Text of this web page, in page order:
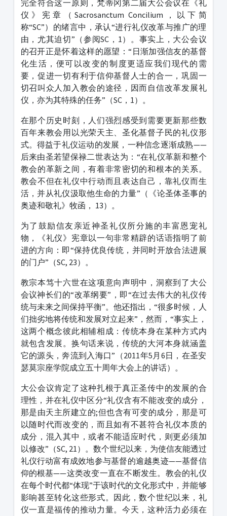
完全符合这一原则，梵蒂冈第二届大公会议在《礼
仪》宪章（Sacrosanctum Concilium，以下简
称“SC”）的绪言中，承认“进行礼仪改革与推广的理
由，尤其迫切”（参阅SC，1）。事实上，大公会议
的召开正是怀着这样的愿望：“日渐加强信友的基督
化生活，便可以改变的制度更适应我们现代的需
要，促进一切有利于信仰基督人士的合一，巩固一
切召叫众人加入教会的途径，因而自信改革发展礼
仪，亦为其特殊的任务”（SC，1）。
在那个历史时刻，人们强烈感受到需要更新那些数
百年来教会用以光荣天主、圣化基督子民的礼仪形
式。得益于礼仪运动的发展，一种信念逐渐成熟——
后来由圣若望保禄二世表达为：“在礼仪革新和整个
教会的革新之间，有着非常密切的和根本的关系。
教会不但在礼仪中行动而且表达自己，靠礼仪而生
活，并从礼仪汲取他生命的力量”（《论圣体圣事的
奥迹和敬礼》牧函， 13）。
为了鼓励信友亲近神圣礼仪所分施的丰富恩宠礼
物，《礼仪》宪章以一句非常精辟的话语指明了前
进的方向：即“保持优良传统，并同时开放合法进展
的门户”（SC, 23）。
教宗本笃十六世在这项意向声明中，洞察到了大公
会议神长们的“改革纲要”，即“在过去伟大的礼仪传
统与未来之间保持平衡”。他还指出，“很多时候，人
们拙劣地将传统和发展对立起来”，然而，“事实上，
这两个概念彼此相辅相成：传统本身在某种方式内
就包含发展。换句话来说，传统的大河本身就涵盖
它的源头，奔流到入海口”（2011年5月6日，在圣安
瑟莫宗座学院成立五十周年大会上的讲话）。
大公会议肯定了这种扎根于真正圣传中的发展的合
理性，并在礼仪中区分“礼仪含有不能改变的成分，
那是由天主所建立的;但也含有可变的成分，那是可
以随时代而改变的，而且如有不甚符合礼仪本质的
成分，混入其中，或者不能适应时代，则更必须加
以修改”（SC, 21）。数个世纪以来，为使信友能透过
礼仪行动富有成效地参与基督的逾越奥迹——基督信
仰的根基——这类改变一直在不断发生。教会的礼仪
在每个时代都“体现”于该时代的文化形式中，并能够
影响甚至转化这些形式。因此，数个世纪以来，礼
仪一直是福传的推动力量。今天，这种活力必须在